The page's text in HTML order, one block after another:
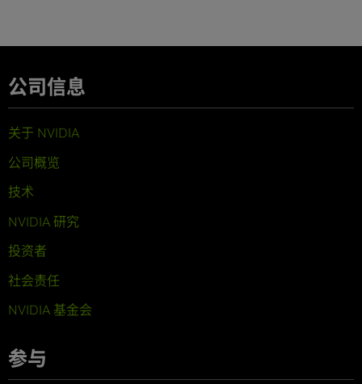
公司信息
关于 NVIDIA
公司概览
技术
NVIDIA 研究
投资者
社会责任
NVIDIA 基金会
参与